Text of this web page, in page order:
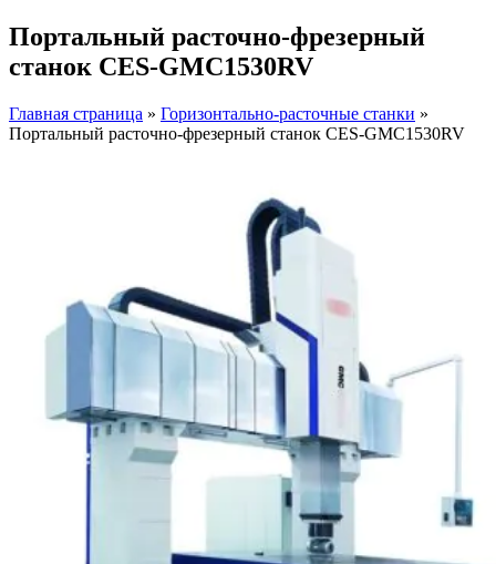
Портальный расточно-фрезерный
станок CES-GMC1530RV
Главная страница » Горизонтально-расточные станки »
Портальный расточно-фрезерный станок CES-GMC1530RV